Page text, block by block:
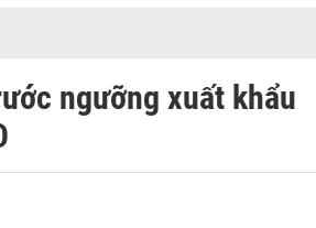
ngưỡng xuất khẩu